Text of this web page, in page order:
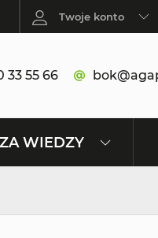
Twoje konto
33 55 66
WIEDZY